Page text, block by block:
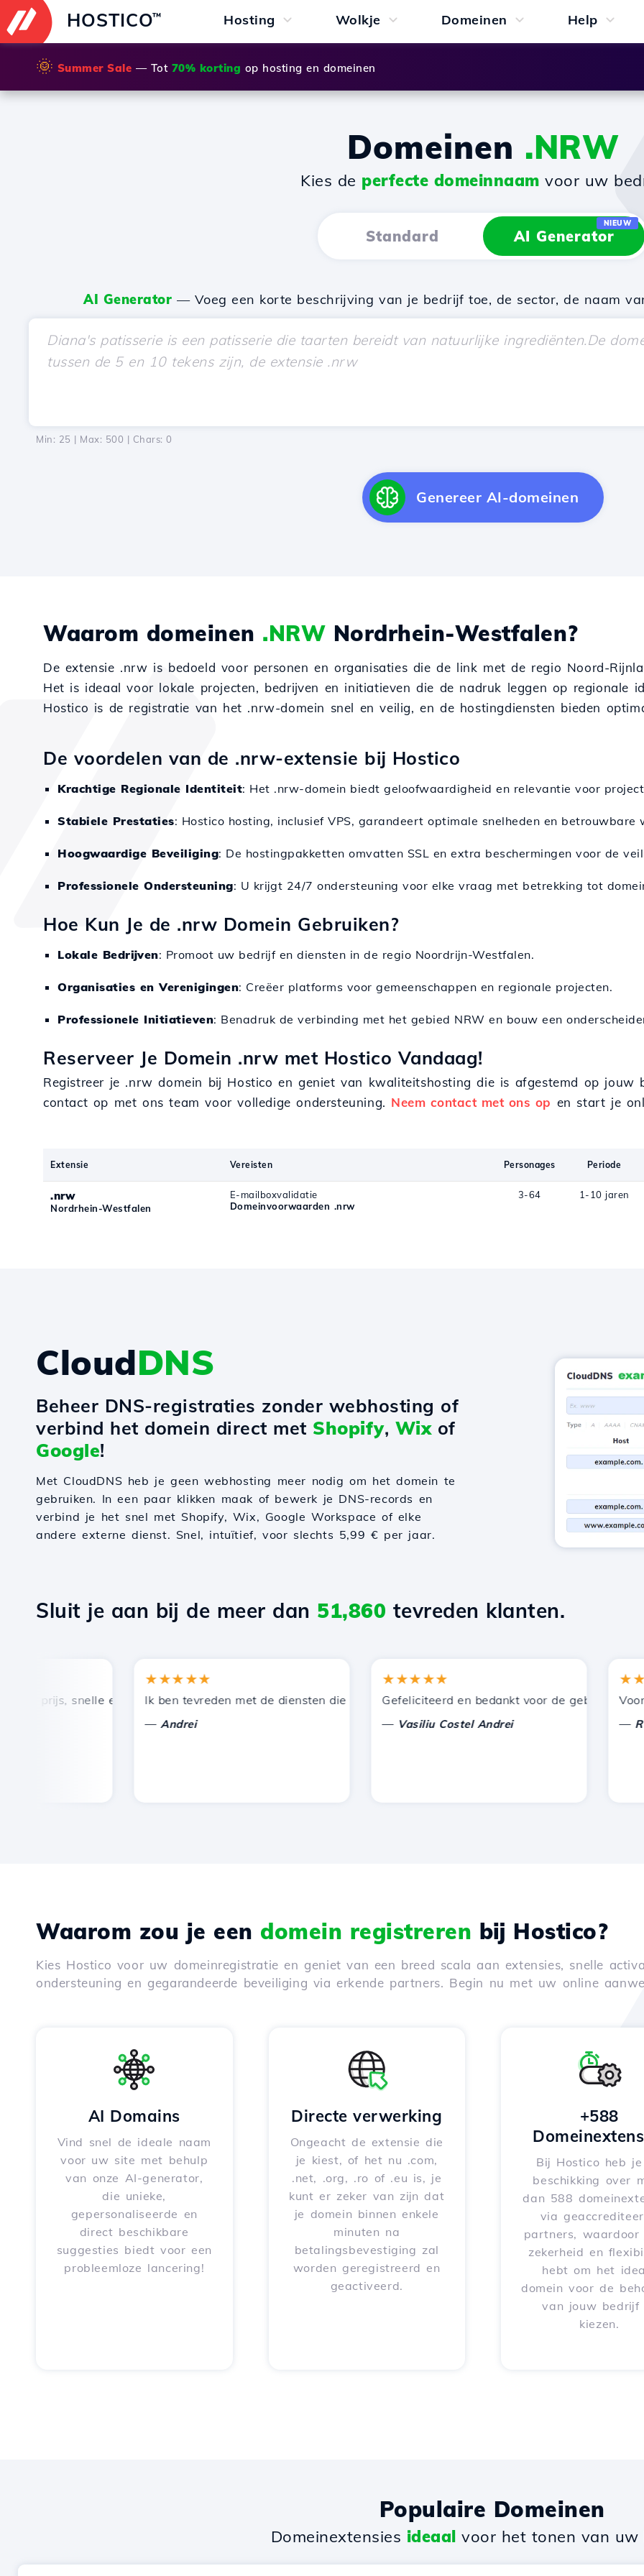
HOSTICO™ Hosting Wolkje Domeinen Help
🌞 Summer Sale — Tot 70% korting op hosting en domeinen
Domeinen .NRW
Kies de perfecte domeinnaam voor uw
Standard AI Generator
NIEUW
AI Generator — Voeg een korte beschrijving van je bedrijf toe, de sector, de naam
Min: 25 | Max: 500 | Chars: 0
Genereer AI-domeinen
Waarom domeinen .NRW Nordrhein-Westfalen?
De extensie .nrw is bedoeld voor personen en organisaties die de link met de regio Noord-
Het is ideaal voor lokale projecten, bedrijven en initiatieven die de nadruk leggen op regionale
Hostico is de registratie van het .nrw-domein snel en veilig, en de hostingdiensten bieden
De voordelen van de .nrw-extensie bij Hostico
Krachtige Regionale Identiteit: Het .nrw-domein biedt geloofwaardigheid en relevantie voor
Stabiele Prestaties: Hostico hosting, inclusief VPS, garandeert optimale snelheden en
Hoogwaardige Beveiliging: De hostingpakketten omvatten SSL en extra beschermingen voor de
Professionele Ondersteuning: U krijgt 24/7 ondersteuning voor elke vraag met betrekking tot
Hoe Kun Je de .nrw Domein Gebruiken?
Lokale Bedrijven: Promoot uw bedrijf en diensten in de regio Noordrijn-Westfalen.
Organisaties en Verenigingen: Creëer platforms voor gemeenschappen en regionale projecten.
Professionele Initiatieven: Benadruk de verbinding met het gebied NRW en bouw een
Reserveer Je Domein .nrw met Hostico Vandaag!
Registreer je .nrw domein bij Hostico en geniet van kwaliteitshosting die is afgestemd op jouw
contact op met ons team voor volledige ondersteuning. Neem contact met ons op en start je
Extensie Vereisten Personages Periode
.nrw
Nordrhein-Westfalen
E-mailboxvalidatie
Domeinvoorwaarden .nrw
3-64 1-10 jaren
CloudDNS
Beheer DNS-registraties zonder webhosting of
verbind het domein direct met Shopify, Wixof
Google!
Met CloudDNS heb je geen webhosting meer nodig om het domein te
gebruiken. In een paar klikken maak of bewerk je DNS-records en
verbind je het snel met Shopify, Wix, Google Workspace of elke
andere externe dienst. Snel, intuïtief, voor slechts 5,99 € per jaar.
Sluit je aan bij de meer dan 51,860 tevreden klanten.
prijs, snelle en efficiënte technische ondersteuning.
★★★★★
Ik ben tevreden met de diensten die door Hostico worden aangeboden. Ik heb jullie
Andrei
★★★★★
Gefeliciteerd en bedankt voor de geboden
Vasiliu Costel Andrei
Voor
Waarom zou je een domein registreren bij Hostico?
Kies Hostico voor uw domeinregistratie en geniet van een breed scala aan extensies, snelle
ondersteuning en gegarandeerde beveiliging via erkende partners. Begin nu met uw online
AI Domains
Vind snel de ideale naam
voor uw site met behulp
van onze AI-generator,
die unieke,
gepersonaliseerde en
direct beschikbare
suggesties biedt voor een
probleemloze lancering!
Directe verwerking
Ongeacht de extensie die
je kiest, of het nu .com,
.net, .org, .ro of .eu is, je
kunt er zeker van zijn dat
je domein binnen enkele
minuten na
betalingsbevestiging zal
worden geregistreerd en
geactiveerd.
+588
Bij Hostico heb
beschikking over
dan 588
via
partners, waardoor
zekerheid en
hebt om het
domein voor de
van jouw bedrijf
kiezen.
Populaire Domeinen
Domeinextensies ideaal voor het tonen van uw